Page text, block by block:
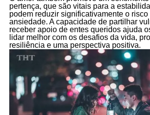
pertença, que são vitais para a
podem reduzir significativamente o
ansiedade. A capacidade de partilhar
receber apoio de entes queridos ajuda
lidar melhor com os desafios da vida,
resiliência e uma perspectiva positiva.